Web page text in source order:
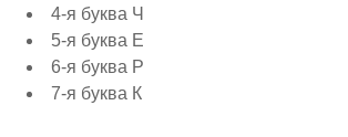
4-я буква Ч
5-я буква Е
6-я буква Р
7-я буква К